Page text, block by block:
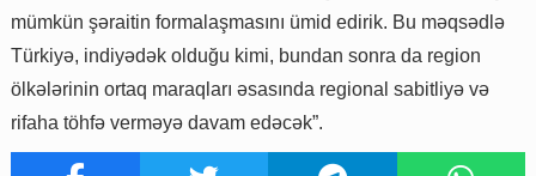
mümkün şəraitin formalaşmasını ümid edirik. Bu məqsədlə
Türkiyə, indiyədək olduğu kimi, bundan sonra da region
ölkələrinin ortaq maraqları əsasında regional sabitliyə və
rifaha töhfə verməyə davam edəcək”.